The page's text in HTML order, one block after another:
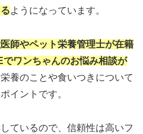
ようになっています。
師やペット栄養管理士が在籍
ワンちゃんのお悩み相談が
養のことや食いつきについて
イントです。
ているので、信頼性は高いフ